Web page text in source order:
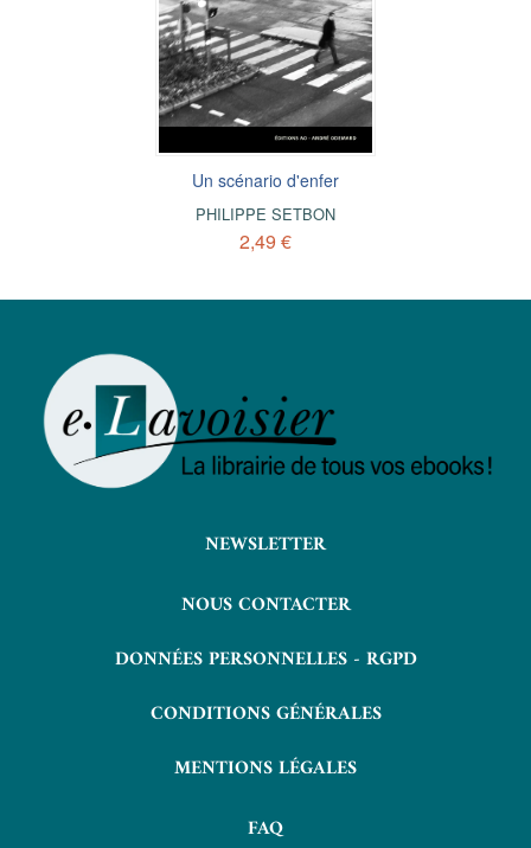
Un scénario d'enfer
PHILIPPE SETBON
2,49 €
NEWSLETTER
NOUS CONTACTER
DONNÉES PERSONNELLES - RGPD
CONDITIONS GÉNÉRALES
MENTIONS LÉGALES
FAQ